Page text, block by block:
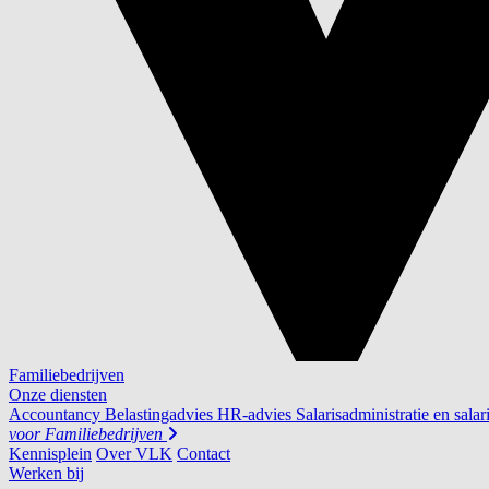
Familiebedrijven
Onze diensten
Accountancy Belastingadvies HR-advies Salarisadministratie en
voor Familiebedrijven
Kennisplein Over VLK Contact
Werken bij